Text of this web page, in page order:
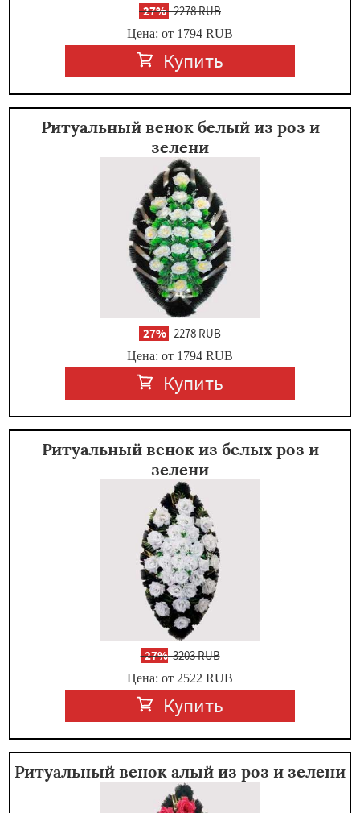
-27%2278 RUB
Цена: от 1794 RUB
Купить
Ритуальный венок белый из роз и
зелени
-27%2278 RUB
Цена: от 1794 RUB
Купить
Ритуальный венок из белых роз и
зелени
-27%3203 RUB
Цена: от 2522 RUB
Купить
Ритуальный венок алый из роз и зелени